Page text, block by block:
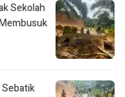
Sekolah